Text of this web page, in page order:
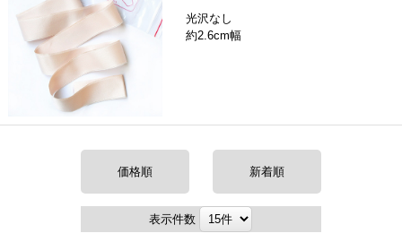
光沢なし
約2.6cm幅
価格順 新着順
表示件数